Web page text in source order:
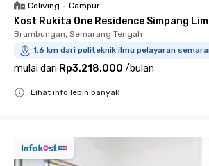
Coliving • Campur
Kost Rukita One Residence Simpang
Brumbungan, Semarang Tengah
1.6 km dari politeknik ilmu pelayaran
mulai dari Rp3.218.000 /bulan
Lihat info lebih banyak